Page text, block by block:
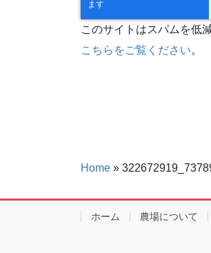
このサイトはスパムを低
こちらをご覧ください。
Home »
ホーム 農場について